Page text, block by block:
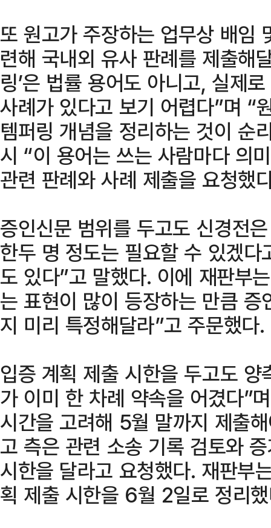
또 원고가 주장하는 업무상 배임
련해 국내외 유사 판례를 제출해
링’은 법률 용어도 아니고, 실제
사례가 있다고 보기 어렵다”며 “
템퍼링 개념을 정리하는 것이 순
시 “이 용어는 쓰는 사람마다 의
관련 판례와 사례 제출을 요청했
증인신문 범위를 두고도 신경전
한두 명 정도는 필요할 수 있겠
도 있다”고 말했다. 이에 재판부는
는 표현이 많이 등장하는 만큼
지 미리 특정해달라”고 주문했다.
입증 계획 제출 시한을 두고도
가 이미 한 차례 약속을 어겼다”
시간을 고려해 5월 말까지 제출
고 측은 관련 소송 기록 검토와
시한을 달라고 요청했다. 재판부
획 제출 시한을 6월 2일로 정리